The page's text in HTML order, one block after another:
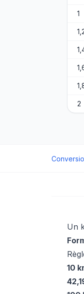
1
2
Un
10